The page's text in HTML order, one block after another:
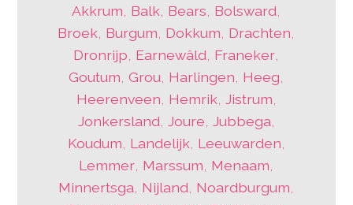
Akkrum, Balk, Bears, Bolsward,
Broek, Burgum, Dokkum, Drachten,
Dronrijp, Earnewâld, Franeker,
Goutum,Grou, Harlingen, Heeg,
Heerenveen, Hemrik, Jistrum,
Jonkersland, Joure, Jubbega,
Koudum, Landelijk, Leeuwarden,
Lemmer, Marssum, Menaam,
Minnertsga, Nijland, Noardburgum,